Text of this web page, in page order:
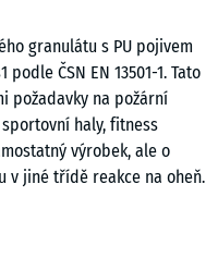
granulátu s PU pojivem
ČSN EN 13501-1. Tato
požadavky na požární
haly, fitness
výrobek, ale o
v jiné třídě reakce na oheň.
třídě Efl. Varianta